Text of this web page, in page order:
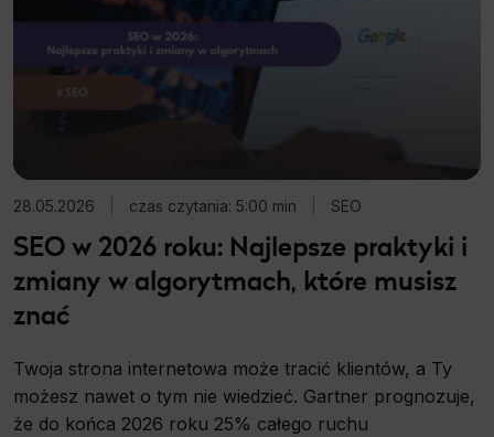
28.05.2026 czas czytania: 5:00 min SEO
SEO w 2026 roku: Najlepsze praktyki i
zmiany w algorytmach, które musisz
znać
Twoja strona internetowa może tracić klientów, a Ty
możesz nawet o tym nie wiedzieć. Gartner prognozuje,
że do końca 2026 roku 25% całego ruchu